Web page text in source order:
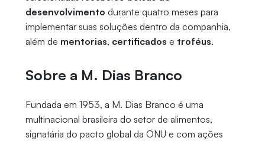
desenvolvimento durante quatro meses para
implementar suas soluções dentro da companhia,
além de mentorias, certificados e troféus.
Sobre a M. Dias Branco
Fundada em 1953, a M. Dias Branco é uma
multinacional brasileira do setor de alimentos,
signatária do pacto global da ONU e com ações